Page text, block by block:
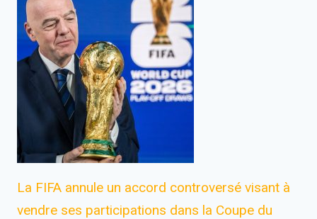
La FIFA annule un accord controversé visant à
vendre ses participations dans la Coupe du